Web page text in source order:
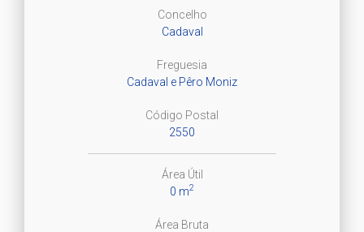
Concelho
Cadaval
Freguesia
Cadaval e Pêro Moniz
Código Postal
2550
Área Útil
0 m2
Área Bruta